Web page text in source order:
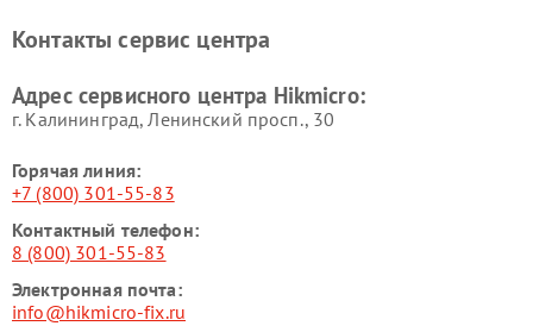
Контакты сервис центра
Адрес сервисного центра Hikmicro:
г. Калининград, Ленинский просп., 30
Горячая линия:
+7 (800) 301-55-83
Контактный телефон:
8 (800) 301-55-83
Электронная почта:
info@hikmicro-fix.ru